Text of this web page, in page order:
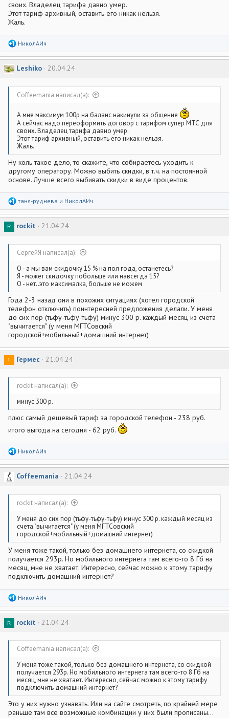
своих. Владелец тарифа давно умер.
Этот тариф архивный, оставить его никак нельзя.
Жаль.
Р
а
к
ц
и
:
НиколАИч
Leshiko 20.04.24
Coffeemania написал(а):
А мне максимум 100р на баланс накинули за общение
А сейчас надо переоформить договор с тарифом супер МТС для
своих. Владелец тарифа давно умер.
Этот тариф архивный, оставить его никак нельзя.
Жаль.
Ну коль такое дело, то скажите, что собираетесь уходить к
другому оператору. Можно выбить скидки, в т.ч. на постоянной
основе. Лучше всего выбивать скидки в виде процентов.
Р
а
ц
и
:
таня-руднева и НиколАИч
R rockit 21.04.24
СергейЯ написал(а):
О - а мы вам скидочку 15 % на пол года, останетесь?
Я - может скидочку побольше или навсегда 15?
О - нет..это максималка, больше не можем
Года 2-3 назад они в похожих ситуациях (хотел городской
телефон отключить) поинтересней предложения делали. У меня
до сих пор (тьфу-тьфу-тьфу) минус 300 р. каждый месяц из счета
"вычитается" (у меня МГТСовский
городской+мобильный+домашний интернет)
Г Гермес 21.04.24
rockit написал(а):
минус 300 р.
плюс самый дешевый тариф за городской телефон - 238 руб.
итого выгода на сегодня - 62 руб.
Р
а
к
ц
и
:
НиколАИч
Coffeemania 21.04.24
rockit написал(а):
У меня до сих пор (тьфу-тьфу-тьфу) минус 300 р. каждый месяц из
счета "вычитается" (у меня МГТСовский
городской+мобильный+домашний интернет)
У меня тоже такой, только без домашнего интернета, со скидкой
получается 293р. Но мобильного интернета там всего-то 8 Гб на
месяц, мне не хватает. Интересно, сейчас можно к этому тарифу
подключить домашний интернет?
Р
а
ц
и
:
НиколАИч
R rockit 21.04.24
Coffeemania написал(а):
У меня тоже такой, только без домашнего интернета, со скидкой
получается 293р. Но мобильного интернета там всего-то 8 Гб на
месяц, мне не хватает. Интересно, сейчас можно к этому тарифу
подключить домашний интернет?
Это у них нужно узнавать. Или на сайте смотреть, по крайней мере
раньше там все возможные комбинации у них были прописаны...